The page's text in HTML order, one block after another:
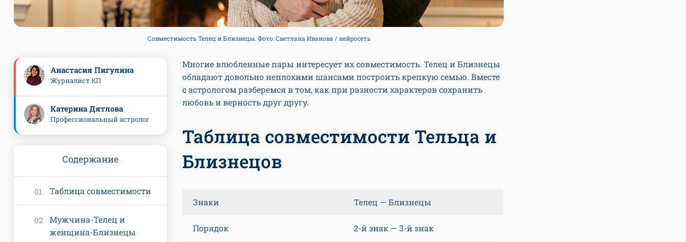
Совместимость Телец и Близнецы. Фото: Светлана Иванова / нейросеть
Многие влюбленные пары интересует их совместимость. Телец и Близнецы
обладают довольно неплохими шансами построить крепкую семью. Вместе
с астрологом разберемся в том, как при разности характеров сохранить
любовь и верность друг другу.
Таблица совместимости Тельца и
Близнецов
Знаки Телец — Близнецы
Порядок 2-й знак — 3-й знак
Анастасия Пигулина
Журналист КП
Катерина Дятлова
Профессиональный астролог
Содержание
Таблица совместимости
Мужчина-Телец и
женщина-Близнецы